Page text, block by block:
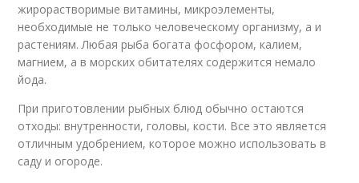
жирорастворимые витамины, микроэлементы,
необходимые не только человеческому организму, а и
растениям. Любая рыба богата фосфором, калием,
магнием, а в морских обитателях содержится немало
йода.
При приготовлении рыбных блюд обычно остаются
отходы: внутренности, головы, кости. Все это является
отличным удобрением, которое можно использовать в
саду и огороде.